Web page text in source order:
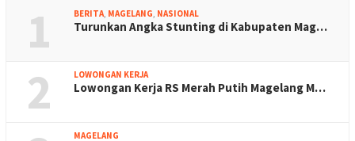
1 BERITA, MAGELANG, NASIONAL
Turunkan Angka Stunting di Kabupaten Mag…
2 LOWONGAN KERJA
Lowongan Kerja RS Merah Putih Magelang M…
MAGELANG